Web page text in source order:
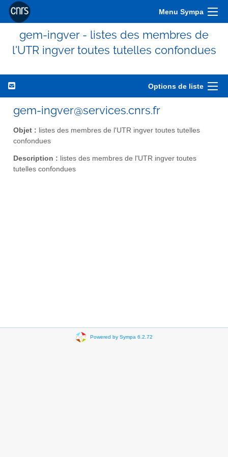
Menu Sympa
gem-ingver - listes des membres de
l'UTR ingver toutes tutelles confondues
Options de liste
gem-ingver@services.cnrs.fr
Objet : listes des membres de l'UTR ingver toutes tutelles
confondues
Description : listes des membres de l'UTR ingver toutes
tutelles confondues
Powered by Sympa 6.2.72